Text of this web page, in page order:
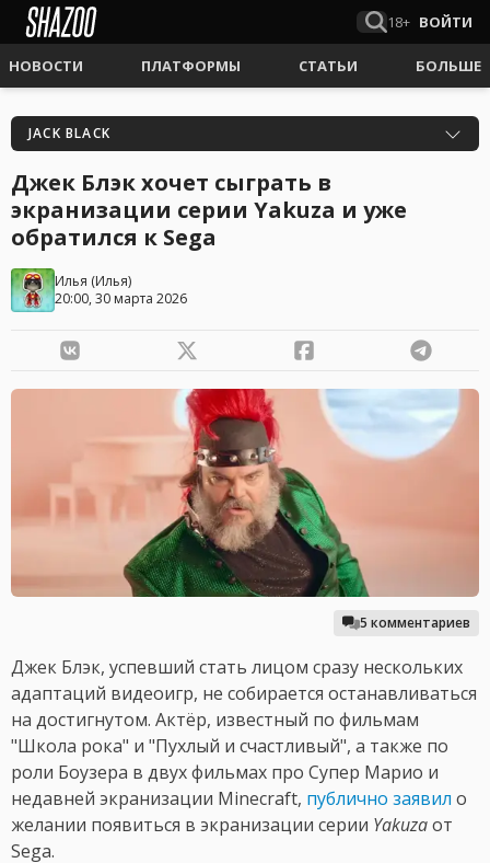
18+ ВОЙТИ
НОВОСТИ ПЛАТФОРМЫ СТАТЬИ БОЛЬШЕ
JACK BLACK
Джек Блэк хочет сыграть в
экранизации серии Yakuza и уже
обратился к Sega
Илья (Илья)
20:00, 30 марта 2026
5 комментариев
Джек Блэк, успевший стать лицом сразу нескольких
адаптаций видеоигр, не собирается останавливаться
на достигнутом. Актёр, известный по фильмам
"Школа рока" и "Пухлый и счастливый", а также по
роли Боузера в двух фильмах про Супер Марио и
недавней экранизации Minecraft, публично заявил о
желании появиться в экранизации серии Yakuzaот
Sega.